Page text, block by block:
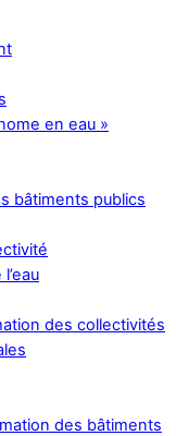
en eau »
bâtiments publics
des collectivités
des bâtiments